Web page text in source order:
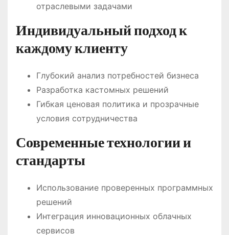
отраслевыми задачами
Индивидуальный подход к
каждому клиенту
Глубокий анализ потребностей бизнеса
Разработка кастомных решений
Гибкая ценовая политика и прозрачные
условия сотрудничества
Современные технологии и
стандарты
Использование проверенных программных
решений
Интеграция инновационных облачных
сервисов